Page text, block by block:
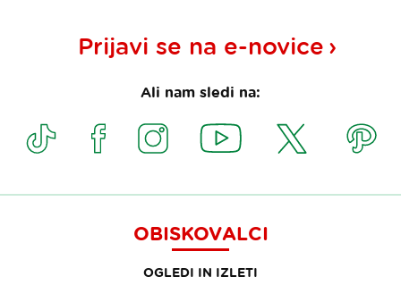
Prijavi se na e-novice
Ali nam sledi na:
OBISKOVALCI
OGLEDI IN IZLETI